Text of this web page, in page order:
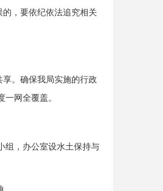
，要依纪依法追究相关
。确保我局实施的行政
网全覆盖。
组，办公室设水土保持与